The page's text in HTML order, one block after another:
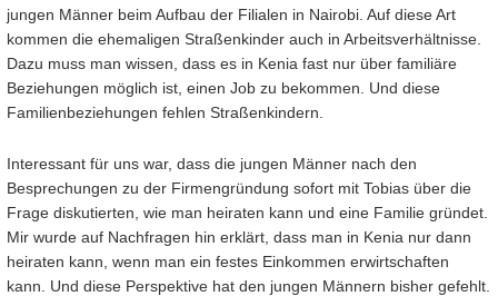
jungen Männer beim Aufbau der Filialen in Nairobi. Auf diese Art
kommen die ehemaligen Straßenkinder auch in Arbeitsverhältnisse.
Dazu muss man wissen, dass es in Kenia fast nur über familiäre
Beziehungen möglich ist, einen Job zu bekommen. Und diese
Familienbeziehungen fehlen Straßenkindern.
Interessant für uns war, dass die jungen Männer nach den
Besprechungen zu der Firmengründung sofort mit Tobias über die
Frage diskutierten, wie man heiraten kann und eine Familie gründet.
Mir wurde auf Nachfragen hin erklärt, dass man in Kenia nur dann
heiraten kann, wenn man ein festes Einkommen erwirtschaften
kann. Und diese Perspektive hat den jungen Männern bisher gefehlt.